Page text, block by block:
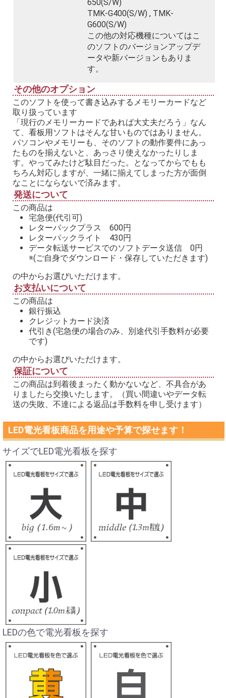
650(S/W)
TMK-G400(S/W) , TMK-
G600(S/W)
この他の対応機種についてはこ
のソフトのバージョンアップデ
ータや新バージョンもありま
す。
その他のオプション
このソフトを使って書き込みするメモリーカードなど
取り扱っています
「現行のメモリーカードであれば大丈夫だろう」なん
て、看板用ソフトはそんな甘いものではありません。
パソコンやメモリーも、そのソフトの動作要件にあっ
たものを揃えないと、あっさり使えなかったりしま
す。やってみたけど駄目だった。となってからでもも
ちろん対応しますが、一緒に揃えてしまった方が面倒
なことにならないで済みます。
発送について
この商品は
宅急便(代引可)
レターパックプラス 600円
レターパックライト 430円
データ転送サービスでのソフトデータ送信 0円
※(ご自身でダウンロード・保存していただきます)
の中からお選びいただけます。
お支払いについて
この商品は
銀行振込
クレジットカード決済
代引き(宅急便の場合のみ、別途代引手数料が必要
です)
の中からお選びいただけます。
保証について
この商品は到着後まったく動かないなど、不具合があ
りましたら交換いたします。（買い間違いやデータ転
送の失敗、不達による返品は手数料を申し受けます）
LED電光看板商品を用途や予算で探せます！
サイズでLED電光看板を探す
LEDの色で電光看板を探す